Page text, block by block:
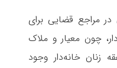
مراجع قضایی برای
چون معیار و ملاک
زنان خانه‌دار وجود